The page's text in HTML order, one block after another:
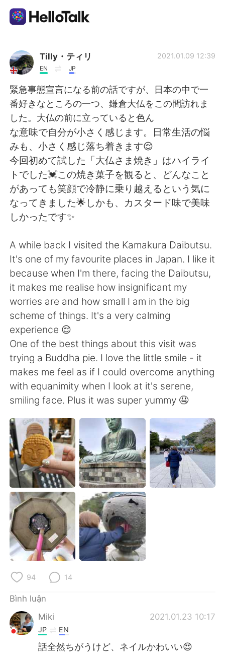
Ứng dụng trao đổi ngôn ngữ
AI Grammar Checker
Tiếng Việt
English 简体中文
繁體中文 Español
العربية Français
Русский
ไทย Indonesia
Italiano Türkçe
Português
Tilly・ティリ
EN JP
2021.01.09 12:39
緊急事態宣言になる前の話ですが、日本の中で一
番好きなところの一つ、鎌倉大仏をこの間訪れま
した。大仏の前に立っていると色ん
な意味で自分が小さく感じます。日常生活の悩
みも、小さく感じ落ち着きます😌
今回初めて試した「大仏さま焼き」はハイライ
トでした💓この焼き菓子を観ると、どんなこと
があっても笑顔で冷静に乗り越えるという気に
なってきました🌟しかも、カスタード味で美味
しかったです✨
A while back I visited the Kamakura Daibutsu.
It's one of my favourite places in Japan. I like it
because when I'm there, facing the Daibutsu,
it makes me realise how insignificant my
worries are and how small I am in the big
scheme of things. It's a very calming
experience 😌
One of the best things about this visit was
trying a Buddha pie. I love the little smile - it
makes me feel as if I could overcome anything
with equanimity when I look at it's serene,
smiling face. Plus it was super yummy 🤤
94 14
Bình luận
Miki
2021.01.23 10:17
JP EN
話全然ちがうけど、ネイルかわいい😍